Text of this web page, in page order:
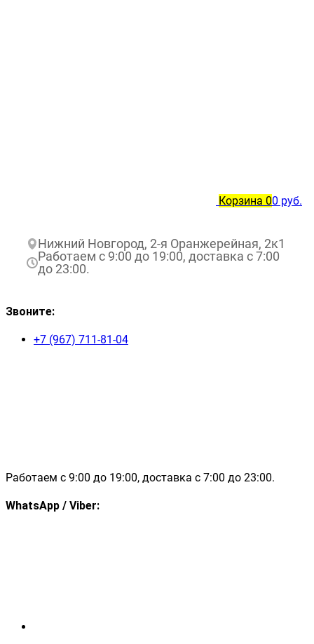
Корзина 00 руб.
Нижний Новгород, 2-я Оранжерейная, 2к1
Работаем с 9:00 до 19:00, доставка с 7:00
до 23:00.
Звоните:
+7 (967) 711-81-04
Работаем с 9:00 до 19:00, доставка с 7:00 до 23:00.
WhatsApp / Viber: